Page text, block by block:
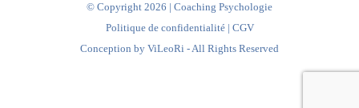
© Copyright 2026 | Coaching Psychologie
Politique de confidentialité| CGV
Conception by ViLeoRi - All Rights Reserved